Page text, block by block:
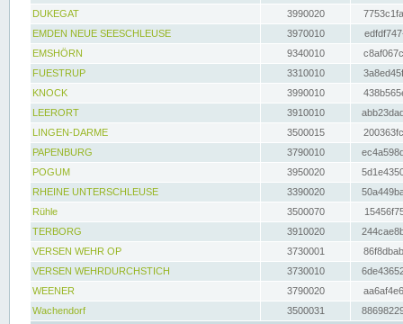
DUKEGAT
3990020
EMDEN NEUE SEESCHLEUSE
3970010
EMSHÖRN
9340010
FUESTRUP
3310010
KNOCK
3990010
LEERORT
3910010
LINGEN-DARME
3500015
PAPENBURG
3790010
POGUM
3950020
RHEINE UNTERSCHLEUSE
3390020
Rühle
3500070
TERBORG
3910020
VERSEN WEHR OP
3730001
VERSEN WEHRDURCHSTICH
3730010
WEENER
3790020
Wachendorf
3500031